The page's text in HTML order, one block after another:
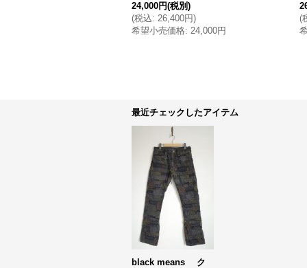
24,000円(税別)
(税込: 26,400円)
希望小売価格: 24,000円
(
最近チェックしたアイテム
black means ク